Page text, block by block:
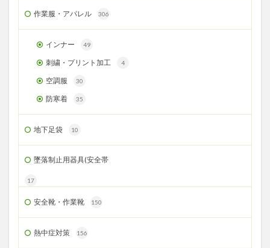
作業服・アパレル 306
インナー 49
刺繍・プリント加工 4
空調服 30
防寒着 35
地下足袋 10
墜落制止用器具(安全帯
17
安全靴・作業靴 150
熱中症対策 156